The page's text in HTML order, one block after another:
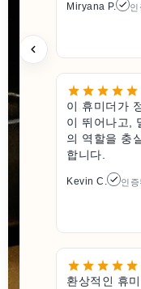
Miryana P. 인
이 휴미더가
이 뛰어나고,
의 역할을 충
합니다.
Kevin C. 인
환상적인 휴